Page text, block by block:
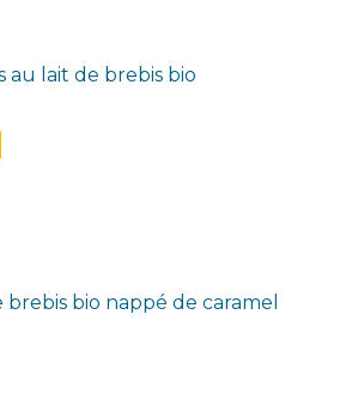
au lait de brebis bio
brebis bio nappé de caramel